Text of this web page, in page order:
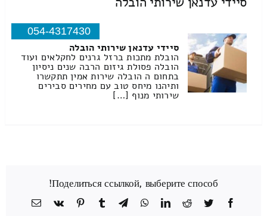
054-4317430
סיידי עדנאן שירותי הובלה
הובלת מתכות ברזל גרנים לחקלאים ועוד
הובלה פסולת גיזום הרבה שנים ניסיון
בתחום ה הובלה שירות אמין תתקשרו
ותיהנו מיחס טוב עם מחירים סבירים
שירותי מנוף […]
Поделиться ссылкой, выберите способ!
Facebook
Twitter
Reddit
LinkedIn
WhatsApp
Telegram
Tumblr
Pinterest
Vk
כתובת